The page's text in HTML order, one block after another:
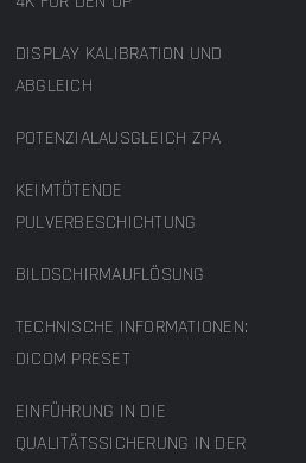
DISPLAY KALIBRATION UND
ABGLEICH
POTENZIALAUSGLEICH ZPA
KEIMTÖTENDE
PULVERBESCHICHTUNG
BILDSCHIRMAUFLÖSUNG
TECHNISCHE INFORMATIONEN:
DICOM PRESET
EINFÜHRUNG IN DIE
QUALITÄTSSICHERUNG IN DER